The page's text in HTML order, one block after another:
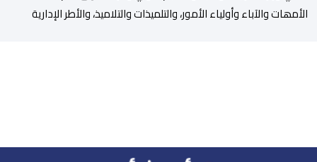
الأمھات والآباء وأولیاء الأمور، والتلمیذات والتلامیذ، والأطر الإداریة